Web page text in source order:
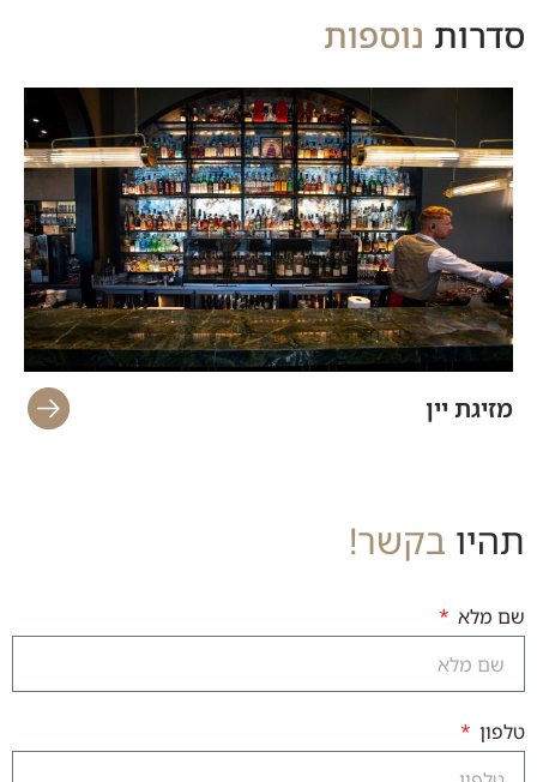
סדרות נוספות
מזיגת יין
תהיו בקשר!
שם מלא
טלפון